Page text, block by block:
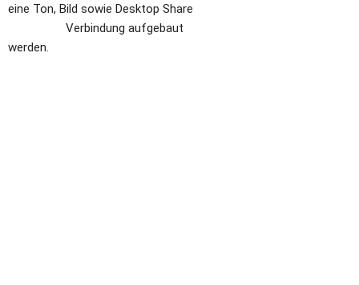
eine Ton, Bild sowie Desktop Share
Verbindung aufgebaut
werden.